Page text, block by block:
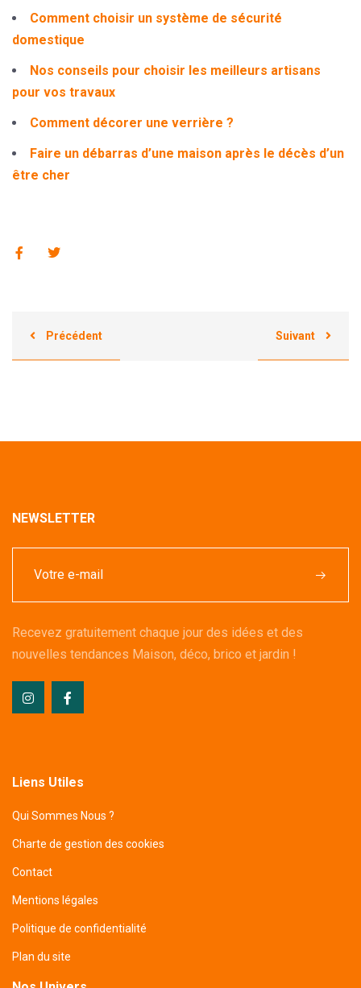
Comment choisir un système de sécurité
domestique
Nos conseils pour choisir les meilleurs artisans
pour vos travaux
Comment décorer une verrière ?
Faire un débarras d’une maison après le décès d’un
être cher
Précédent Suivant
NEWSLETTER
Recevez gratuitement chaque jour des idées et des
nouvelles tendances Maison, déco, brico et jardin !
Liens Utiles
Qui Sommes Nous ?
Charte de gestion des cookies
Contact
Mentions légales
Politique de confidentialité
Plan du site